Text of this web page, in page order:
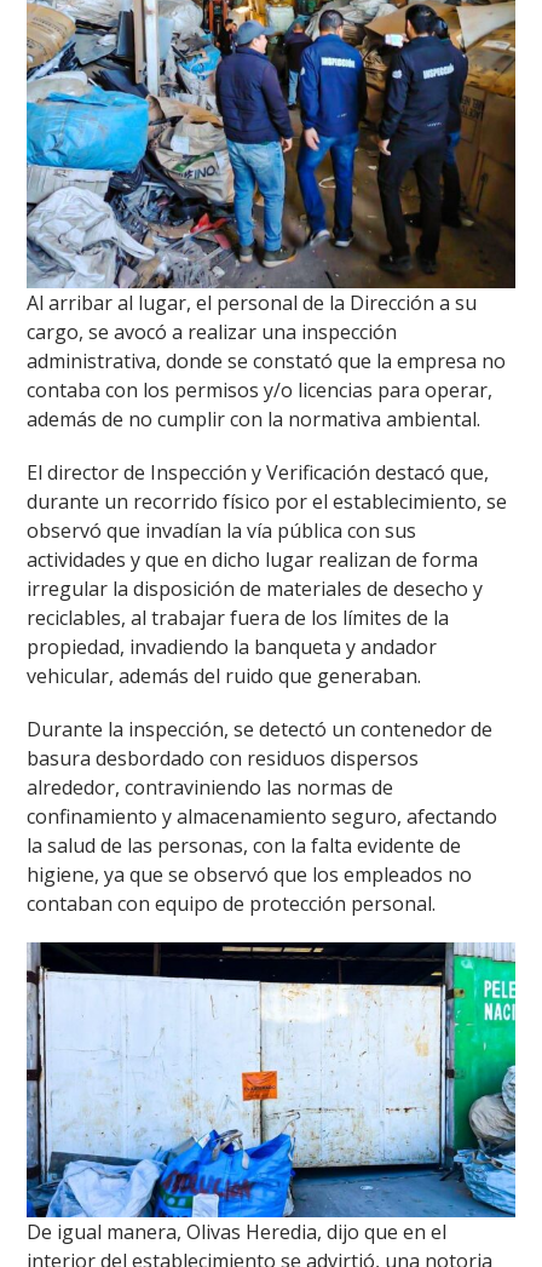
Al arribar al lugar, el personal de la Dirección a su
cargo, se avocó a realizar una inspección
administrativa, donde se constató que la empresa no
contaba con los permisos y/o licencias para operar,
además de no cumplir con la normativa ambiental.
El director de Inspección y Verificación destacó que,
durante un recorrido físico por el establecimiento, se
observó que invadían la vía pública con sus
actividades y que en dicho lugar realizan de forma
irregular la disposición de materiales de desecho y
reciclables, al trabajar fuera de los límites de la
propiedad, invadiendo la banqueta y andador
vehicular, además del ruido que generaban.
Durante la inspección, se detectó un contenedor de
basura desbordado con residuos dispersos
alrededor, contraviniendo las normas de
confinamiento y almacenamiento seguro, afectando
la salud de las personas, con la falta evidente de
higiene, ya que se observó que los empleados no
contaban con equipo de protección personal.
De igual manera, Olivas Heredia, dijo que en el
interior del establecimiento se advirtió, una notoria